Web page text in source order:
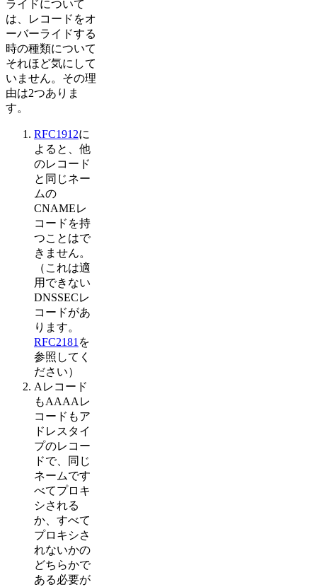
ライドについて
は、レコードをオ
ーバーライドする
時の種類について
それほど気にして
いません。その理
由は2つありま
す。
RFC1912に
よると、他
のレコード
と同じネー
ムの
CNAMEレ
コードを持
つことはで
きません。
（これは適
用できない
DNSSECレ
コードがあ
ります。
RFC2181 を
参照してく
ださい）
Aレコード
もAAAAレ
コードもア
ドレスタイ
プのレコー
ドで、同じ
ネームです
べてプロキ
シされる
か、すべて
プロキシさ
れないかの
どちらかで
ある必要が